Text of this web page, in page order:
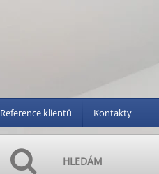
Reference klientů Kontakty
HLEDÁM